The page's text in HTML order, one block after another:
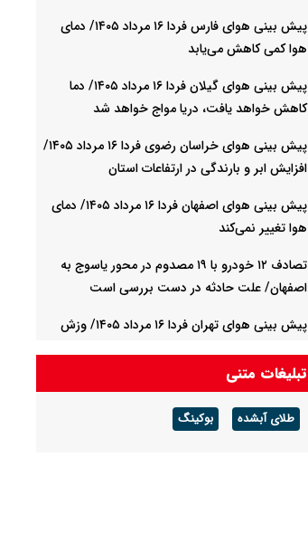
پیش بینی هوای فارس فردا ۱۶ مرداد ۱۴۰۵/ دمای
هوا کمی کاهش می‌یابد
پیش بینی هوای گیلان فردا ۱۶ مرداد ۱۴۰۵/ دما
کاهش خواهد یافت، دریا مواج خواهد شد
پیش بینی هوای خراسان رضوی فردا ۱۶ مرداد ۱۴۰۵/
افزایش ابر و بارندگی در ارتفاعات استان
پیش بینی هوای اصفهان فردا ۱۶ مرداد ۱۴۰۵/ دمای
هوا تغییر نمی‌کند
تصادف ۱۲ خودرو با ۱۹ مصدوم در محور یاسوج به
اصفهان/ علت حادثه در دست بررسی است
پیش بینی هوای تهران فردا ۱۶ مرداد ۱۴۰۵/ وزش
واژگونی تریلی در بین تماشاگران تصادف در یاسوج؛
۲۲ نفر مصدوم شدند
تبلیغات متنی
طلای آبشده بوکینگ